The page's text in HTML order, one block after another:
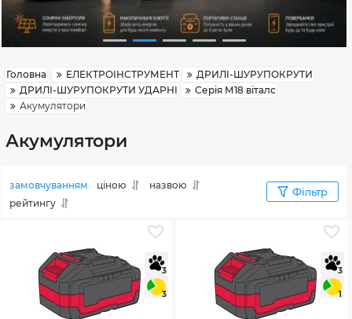
Головна ЕЛЕКТРОІНСТРУМЕНТ
ДРИЛІ-ШУРУПОКРУТИ
ДРИЛІ-ШУРУПОКРУТИ УДАРНІ
Серія М18 віталс
Акумулятори
Акумулятори
замовчуванням ціною
назвою
рейтингу
Фільтр
3
3
3
1